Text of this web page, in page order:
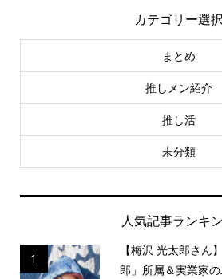
カテゴリー選択
まとめ
推しメン紹介
推し活
未分類
人気記事ランキ
1
【梅沢 光太郎さん
郎」所属＆実業家